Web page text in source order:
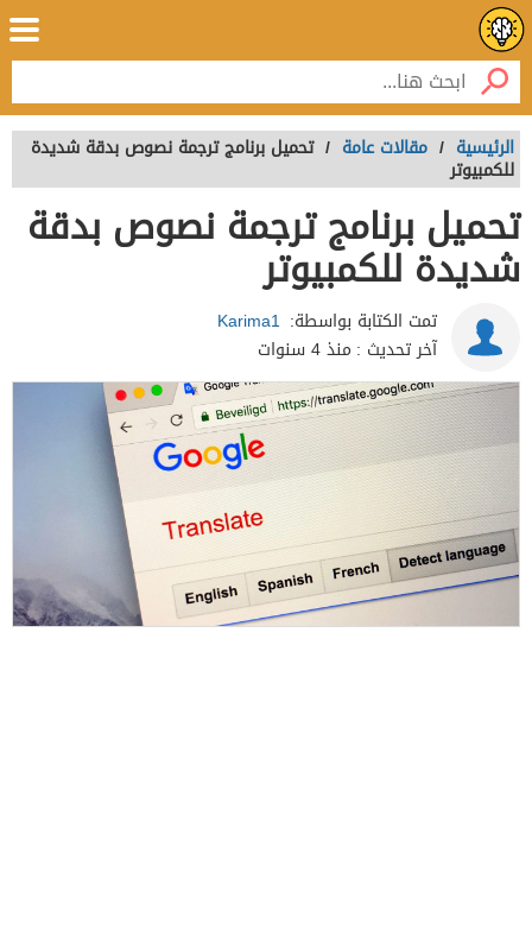
الرئيسية / مقالات عامة / تحميل برنامج ترجمة نصوص بدقة شديدة
للكمبيوتر
تحميل برنامج ترجمة نصوص بدقة
شديدة للكمبيوتر
تمت الكتابة بواسطة: Karima1
آخر تحديث : منذ 4 سنوات